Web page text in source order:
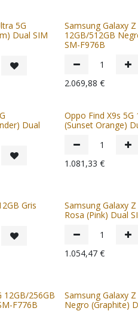
5G
Dual SIM
Samsung Galaxy
12GB/512GB
SM-F976B
2.069,88 €
Dual
Oppo Find X9s
(Sunset Orange)
1.081,33 €
Gris
Samsung Galaxy
Rosa (Pink) Dual
1.054,47 €
12GB/256GB
F776B
Samsung Galaxy
Negro (Graphite)